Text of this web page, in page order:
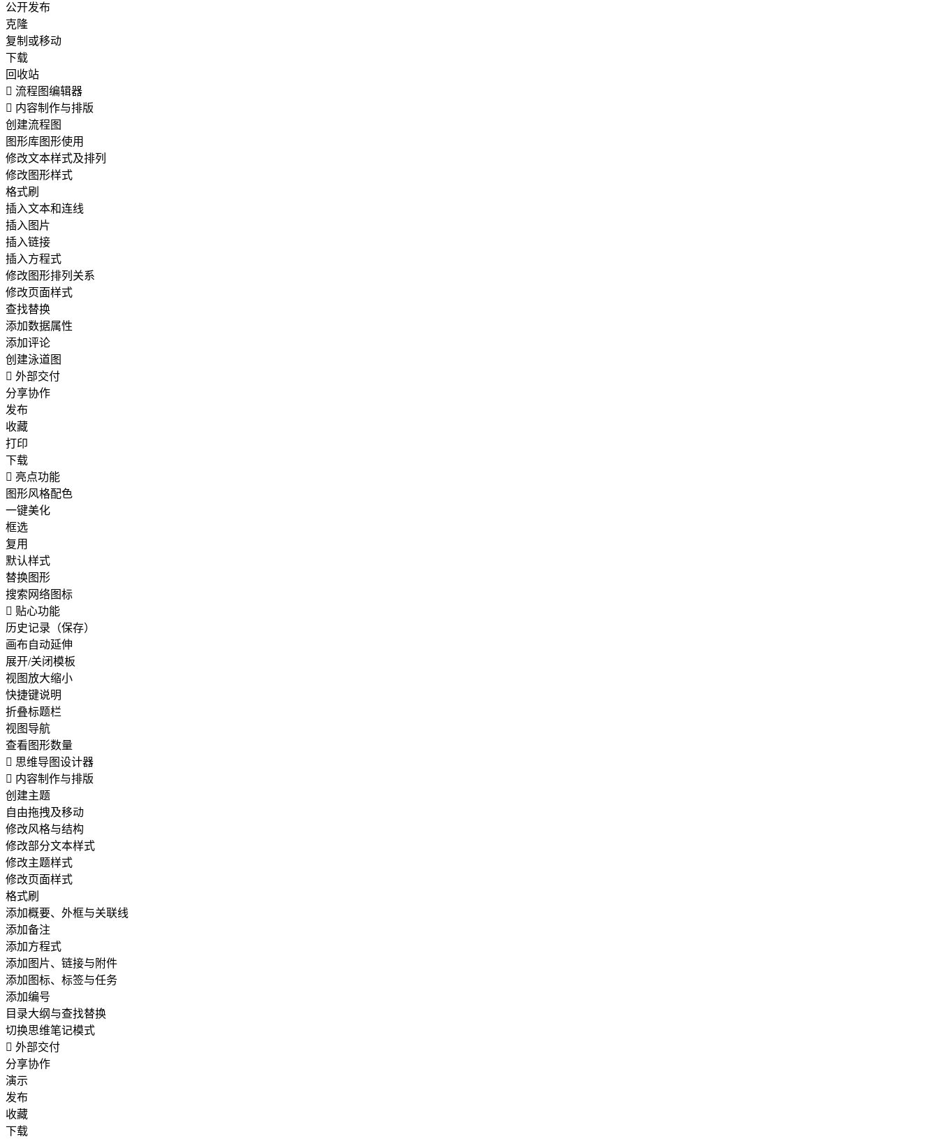
公开发布
克隆
复制或移动
下载
回收站
 流程图编辑器
 内容制作与排版
创建流程图
图形库图形使用
修改文本样式及排列
修改图形样式
格式刷
插入文本和连线
插入图片
插入链接
插入方程式
修改图形排列关系
修改页面样式
查找替换
添加数据属性
添加评论
创建泳道图
 外部交付
分享协作
发布
收藏
打印
下载
 亮点功能
图形风格配色
一键美化
框选
复用
默认样式
替换图形
搜索网络图标
 贴心功能
历史记录（保存）
画布自动延伸
展开/关闭模板
视图放大缩小
快捷键说明
折叠标题栏
视图导航
查看图形数量
 思维导图设计器
 内容制作与排版
创建主题
自由拖拽及移动
修改风格与结构
修改部分文本样式
修改主题样式
修改页面样式
格式刷
添加概要、外框与关联线
添加备注
添加方程式
添加图片、链接与附件
添加图标、标签与任务
添加编号
目录大纲与查找替换
切换思维笔记模式
 外部交付
分享协作
演示
发布
收藏
下载